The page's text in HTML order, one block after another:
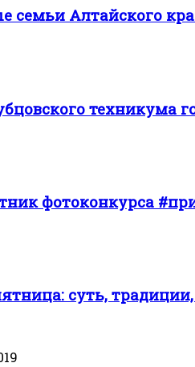
семьи Алтайского
техникума
фотоконкурса
суть,